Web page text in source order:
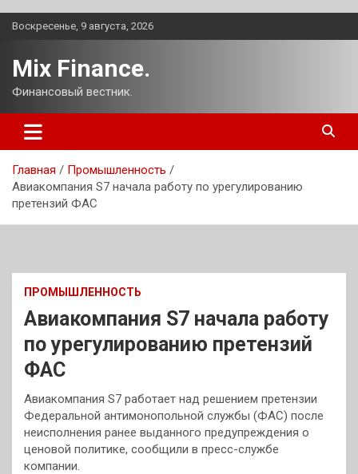
Перейти
Воскресенье, 9 августа, 2026
Mix Finance.
Финансовый вестник.
Главная
Промышленность
Авиакомпания S7 начала работу по урегулированию
претензий ФАС
ПРОМЫШЛЕННОСТЬ
Авиакомпания S7 начала работу
по урегулированию претензий
ФАС
Авиакомпания S7 работает над решением претензии
Федеральной антимонопольной службы (ФАС) после
неисполнения ранее выданного предупреждения о
ценовой политике, сообщили в пресс-службе
компании.